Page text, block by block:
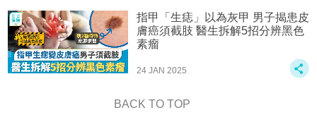
指甲「生痣」以為灰甲 男子揭患皮
膚癌須截肢 醫生拆解5招分辨黑色
素瘤
24 JAN 2025
BACK TO TOP